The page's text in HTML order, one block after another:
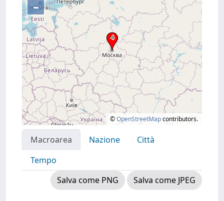
–
©OpenStreetMapcontributors.
Macroarea Nazione
Città
Tempo
Salva come PNG
Salva come JPEG